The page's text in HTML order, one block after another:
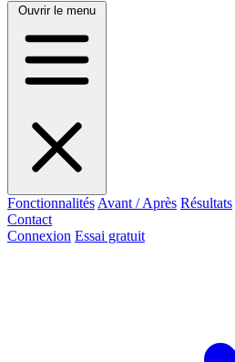
Ouvrir le menu
Fonctionnalités Avant / Après Résultats
Contact
Connexion Essai gratuit